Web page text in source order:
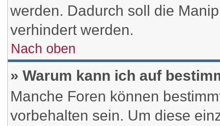
werden. Dadurch soll die
verhindert werden.
Nach oben
» Warum kann ich auf
Manche Foren können
vorbehalten sein. Um diese